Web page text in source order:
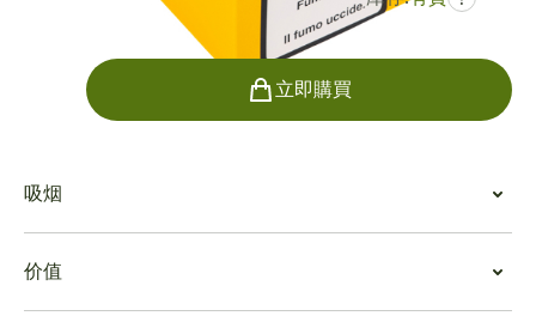
曾是 HK$2,586.34
立即購買
吸烟
高希霸吉士途雪茄外觀質樸但工藝精湛。包裝葉的棕色色
調與誘人的香氣相結合，激發感官。最初的抽吸帶來一絲
价值